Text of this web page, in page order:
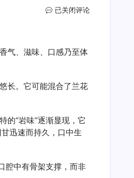
大
岩
底
么
味
道
已关闭评论
气、滋味、口感乃至体
长。它可能混合了兰花
的“岩味”逐渐显现，它
迅速而持久，口中生
腔中有骨架支撑，而非